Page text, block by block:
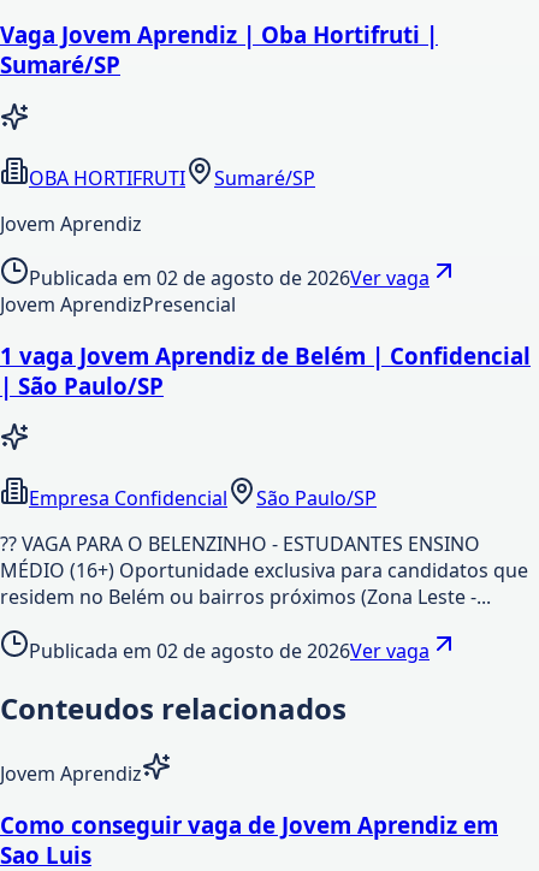
Vaga Jovem Aprendiz | Oba Hortifruti |
Sumaré/SP
OBA HORTIFRUTI
Sumaré/SP
Jovem Aprendiz
Publicada em 02 de agosto de 2026Ver vaga
Jovem AprendizPresencial
1 vaga Jovem Aprendiz de Belém | Confidencial
| São Paulo/SP
Empresa Confidencial
São Paulo/SP
?? VAGA PARA O BELENZINHO - ESTUDANTES ENSINO
MÉDIO (16+) Oportunidade exclusiva para candidatos que
residem no Belém ou bairros próximos (Zona Leste -...
Publicada em 02 de agosto de 2026Ver vaga
Conteudos relacionados
Jovem Aprendiz
Como conseguir vaga de Jovem Aprendiz em
Sao Luis